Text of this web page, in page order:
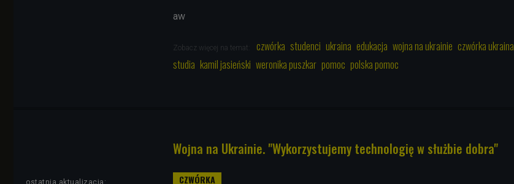
aw
Zobacz więcej na temat: czwórka studenci ukraina edukacja wojna na ukrainie czwórka ukraina
studia kamil jasieński weronika puszkar pomoc polska pomoc
Wojna na Ukrainie. "Wykorzystujemy technologię w służbie dobra"
ostatnia aktualizacja: